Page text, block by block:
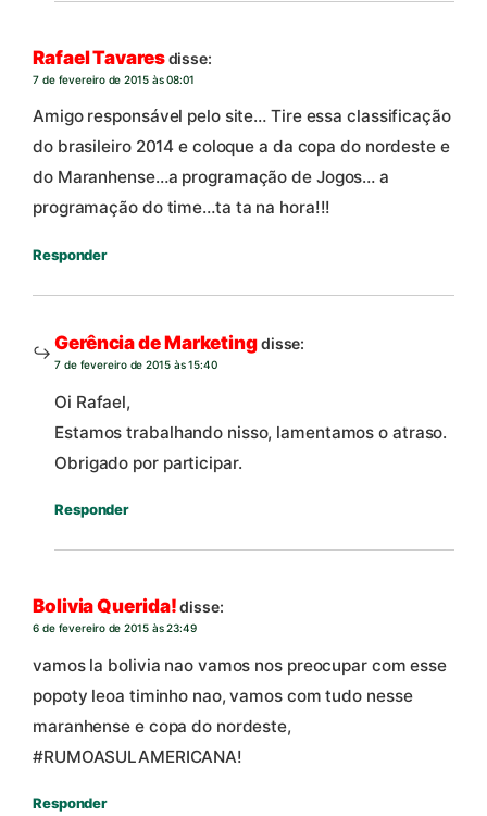
Rafael Tavaresdisse:
7 de fevereiro de 2015 às 08:01
Amigo responsável pelo site… Tire essa classificação
do brasileiro 2014 e coloque a da copa do nordeste e
do Maranhense…a programação de Jogos… a
programação do time…ta ta na hora!!!
Responder
Gerência de Marketingdisse:
7 de fevereiro de 2015 às 15:40
Oi Rafael,
Estamos trabalhando nisso, lamentamos o atraso.
Obrigado por participar.
Responder
Bolivia Querida!disse:
6 de fevereiro de 2015 às 23:49
vamos la bolivia nao vamos nos preocupar com esse
popoty leoa timinho nao, vamos com tudo nesse
maranhense e copa do nordeste,
#RUMOASULAMERICANA!
Responder